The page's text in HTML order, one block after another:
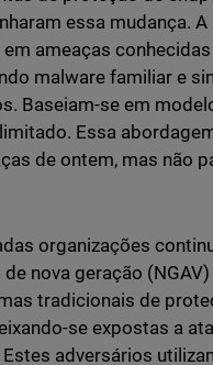
essa mudança.
ameaças
malware familiar e
Baseiam-se em
Essa
de ontem, mas não
organizações
nova geração
tradicionais de
se expostas a
adversários